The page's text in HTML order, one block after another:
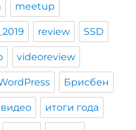
meetup
review SSD
videoreview
Брисбен
видео итоги года